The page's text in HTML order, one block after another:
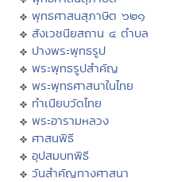
พุทธศาสนสุภาษิต ๖๒๑
สังเวชนียสถาน ๔ ตำบล
ปางพระพุทธรูป
พระพุทธรูปสำคัญ
พระพุทธศาสนาในไทย
ทำเนียบวัดไทย
พระอารามหลวง
ศาสนพิธี
อุปสมบทพิธี
วันสำคัญทางศาสนา